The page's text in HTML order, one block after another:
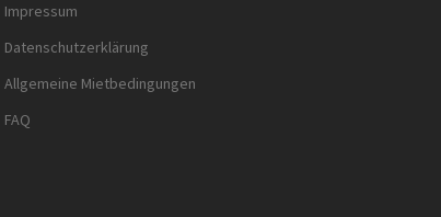
Impressum
Datenschutzerklärung
Allgemeine Mietbedingungen
FAQ